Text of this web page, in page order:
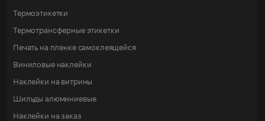
Термоэтикетки
Термотрансферные этикетки
Печать на пленке самоклеящейся
Виниловые наклейки
Наклейки на витрины
Шильды алюминиевые
Наклейки на заказ